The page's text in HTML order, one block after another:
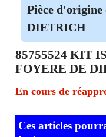
Pièce
DIETRICH
85755524 KIT
FOYERE DE
En cours de
Ces articles